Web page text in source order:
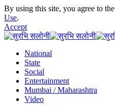
By using this site, you agree to the
Use.
Accept
National
State
Social
Entertainment
Mumbai / Maharashtra
Video